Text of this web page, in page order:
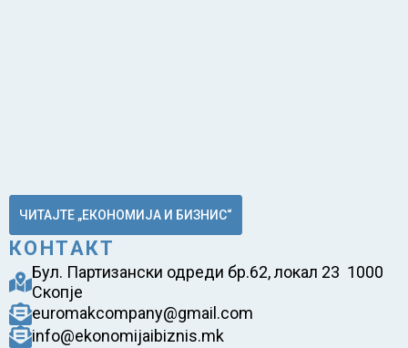
ЧИТАЈТЕ „ЕКОНОМИЈА И БИЗНИС“
КОНТАКТ
Бул. Партизански одреди бр.62, локал 23 1000
Скопје
euromakcompany@gmail.com
info@ekonomijaibiznis.mk